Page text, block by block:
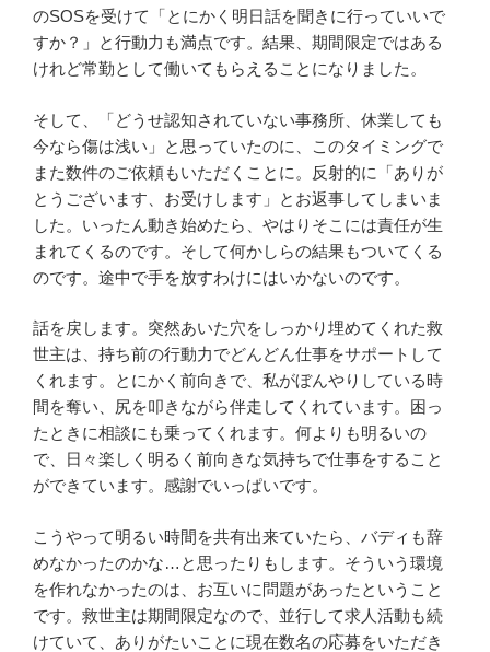
のSOSを受けて「とにかく明日話を聞きに行っていいで
すか？」と行動力も満点です。結果、期間限定ではある
けれど常勤として働いてもらえることになりました。
そして、「どうせ認知されていない事務所、休業しても
今なら傷は浅い」と思っていたのに、このタイミングで
また数件のご依頼もいただくことに。反射的に「ありが
とうございます、お受けします」とお返事してしまいま
した。いったん動き始めたら、やはりそこには責任が生
まれてくるのです。そして何かしらの結果もついてくる
のです。途中で手を放すわけにはいかないのです。
話を戻します。突然あいた穴をしっかり埋めてくれた救
世主は、持ち前の行動力でどんどん仕事をサポートして
くれます。とにかく前向きで、私がぼんやりしている時
間を奪い、尻を叩きながら伴走してくれています。困っ
たときに相談にも乗ってくれます。何よりも明るいの
で、日々楽しく明るく前向きな気持ちで仕事をすること
ができています。感謝でいっぱいです。
こうやって明るい時間を共有出来ていたら、バディも辞
めなかったのかな…と思ったりもします。そういう環境
を作れなかったのは、お互いに問題があったということ
です。救世主は期間限定なので、並行して求人活動も続
けていて、ありがたいことに現在数名の応募をいただき